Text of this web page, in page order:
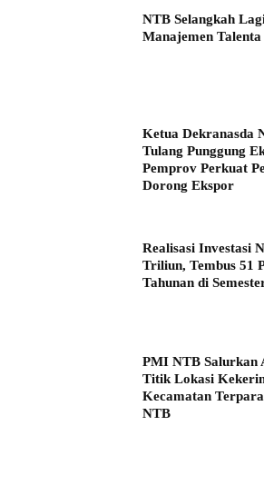
NTB Selangkah
Manajemen Talenta
Ketua Dekranasda
Tulang Punggung
Pemprov Perkuat
Dorong Ekspor
Realisasi Investasi
Triliun, Tembus 51
Tahunan di
PMI NTB Salurkan
Titik Lokasi
Kecamatan
NTB